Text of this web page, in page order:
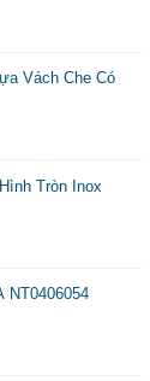
Vách Che Có
Tròn Inox
NT0406054